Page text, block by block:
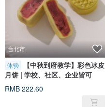
台北市
体验
【中秋到府教学】彩色冰皮
月饼 | 学校、社区、企业皆可
RMB 222.60